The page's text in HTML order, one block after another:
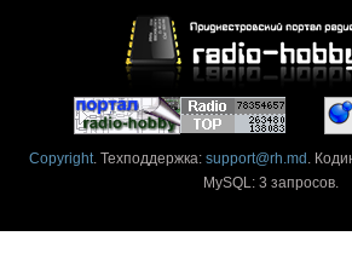
Copyright. Техподдержка: support@rh.md .
MySQL: 3 запросов.